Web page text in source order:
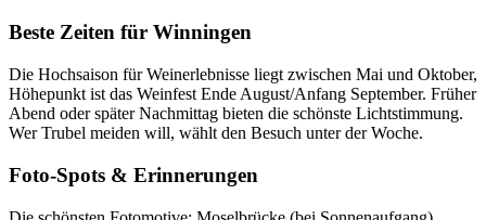
Beste Zeiten für Winningen
Die Hochsaison für Weinerlebnisse liegt zwischen Mai und Oktober,
Höhepunkt ist das Weinfest Ende August/Anfang September. Früher
Abend oder später Nachmittag bieten die schönste Lichtstimmung.
Wer Trubel meiden will, wählt den Besuch unter der Woche.
Foto-Spots & Erinnerungen